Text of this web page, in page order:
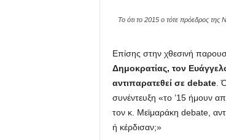
Το ότι το 2015 ο τότε πρόεδρος
Επίσης στην χθεσινή
Δημοκρατίας, τον
αντιπαρατεθεί σε debate.
συνέντευξη «το ’15 ήμουν
τον κ. Μεϊμαράκη debate,
ή κέρδισαν;»